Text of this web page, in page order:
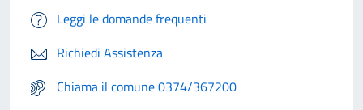
Leggi le domande frequenti
Richiedi Assistenza
Chiama il comune 0374/367200